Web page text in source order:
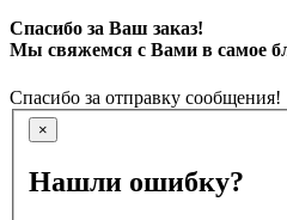
Спасибо за Ваш заказ!
Мы свяжемся с Вами в самое
Спасибо за отправку сообщения!
×
Нашли ошибку?